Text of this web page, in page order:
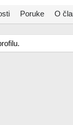
Poruke O